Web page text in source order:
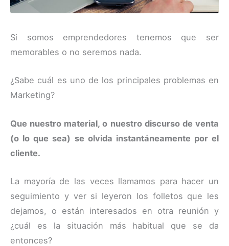
Si somos emprendedores tenemos que ser
memorables o no seremos nada.
¿Sabe cuál es uno de los principales problemas en
Marketing?
Que nuestro material, o nuestro discurso de venta
(o lo que sea) se olvida instantáneamente por el
cliente.
La mayoría de las veces llamamos para hacer un
seguimiento y ver si leyeron los folletos que les
dejamos, o están interesados en otra reunión y
¿cuál es la situación más habitual que se da
entonces?